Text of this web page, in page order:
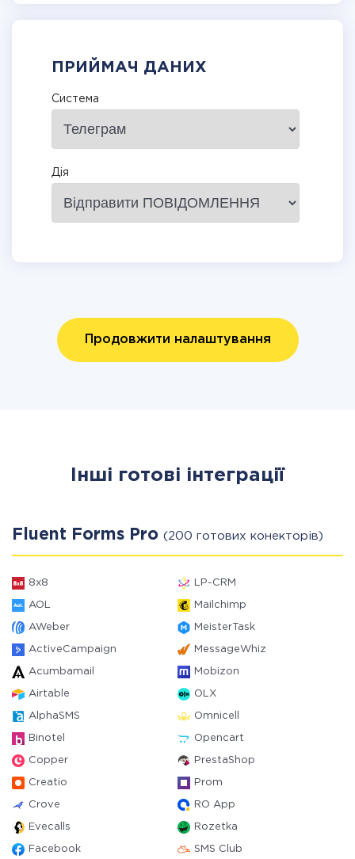
ПРИЙМАЧ ДАНИХ
Система
Дія
Продовжити налаштування
Інші готові інтеграції
Fluent Forms Pro (200 готових конекторів)
8x8 LP-CRM
AOL Mailchimp
AWeber MeisterTask
ActiveCampaign MessageWhiz
Acumbamail Mobizon
Airtable OLX
AlphaSMS Omnicell
Binotel Opencart
Copper PrestaShop
Creatio Prom
Crove RO App
Evecalls Rozetka
Facebook SMS Club